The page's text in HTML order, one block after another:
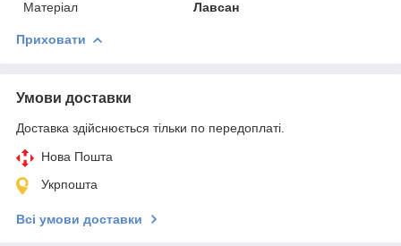
Матеріал
Лавсан
Приховати
Умови доставки
Доставка здійснюється тільки по передоплаті.
Нова Пошта
Укрпошта
Всі умови доставки